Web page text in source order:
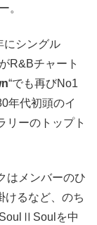
。
にシングル
R&Bチャート
“でも再びNo1
年代初頭のイ
リーのトップト
はメンバーのひ
けるなど、のち
を中